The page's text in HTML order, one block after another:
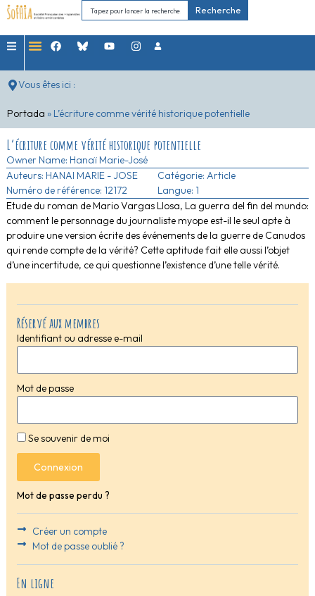
Recherche
Vous êtes ici :
Portada » L’écriture comme vérité historique potentielle
Réservé aux membres
Identifiant ou adresse e-mail
Mot de passe
Se souvenir de moi
Connexion
Mot de passe perdu ?
Créer un compte
Mot de passe oublié ?
En ligne
L’écriture comme vérité historique potentielle
Owner Name: Hanaï Marie-José
Auteurs: HANAI MARIE - JOSE
Numéro de référence: 12172
Catégorie: Article
Langue: 1
Etude du roman de Mario Vargas Llosa, La guerra del fin del mundo:
comment le personnage du journaliste myope est-il le seul apte à
produire une version écrite des événements de la guerre de Canudos
qui rende compte de la vérité? Cette aptitude fait elle aussi l’objet
d’une incertitude, ce qui questionne l’existence d’une telle vérité.